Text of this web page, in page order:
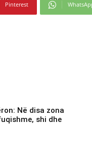
Pinterest
Në disa zona
shi dhe